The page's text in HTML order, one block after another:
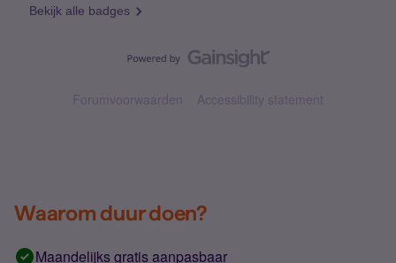
Bekijk alle badges
Forumvoorwaarden Accessibility statement
Waarom duur doen?
Maandelijks gratis aanpasbaar